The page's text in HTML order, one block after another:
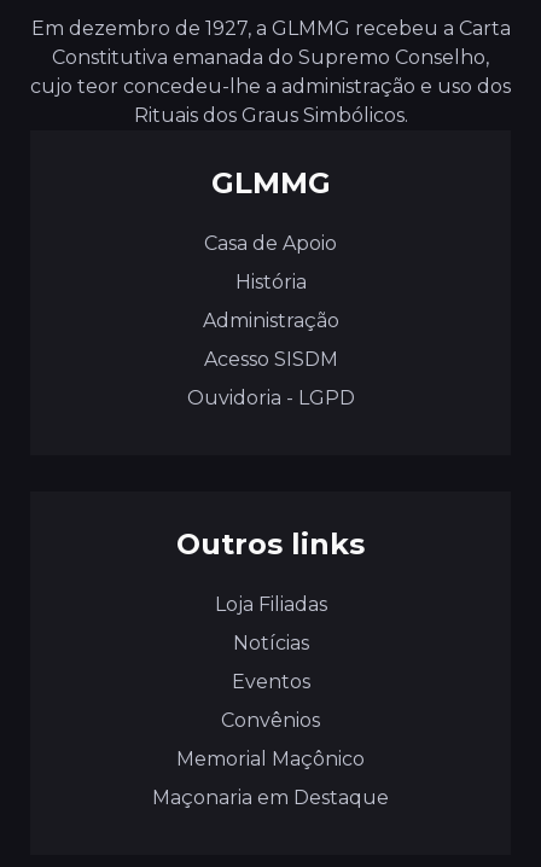
Em dezembro de 1927, a GLMMG recebeu a Carta
Constitutiva emanada do Supremo Conselho,
cujo teor concedeu-lhe a administração e uso dos
Rituais dos Graus Simbólicos.
GLMMG
Casa de Apoio
História
Administração
Acesso SISDM
Ouvidoria - LGPD
Outros links
Loja Filiadas
Notícias
Eventos
Convênios
Memorial Maçônico
Maçonaria em Destaque